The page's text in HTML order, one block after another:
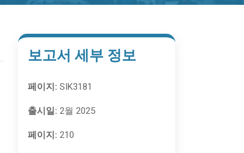
보고서 세부 정보
페이지: SIK3181
출시일: 2월 2025
페이지: 210